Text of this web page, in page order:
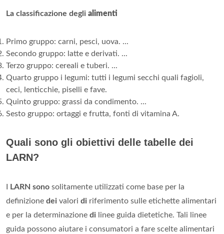
La classificazione degli alimenti
Primo gruppo: carni, pesci, uova. ...
Secondo gruppo: latte e derivati. ...
Terzo gruppo: cereali e tuberi. ...
Quarto gruppo i legumi: tutti i legumi secchi quali fagioli,
ceci, lenticchie, piselli e fave.
Quinto gruppo: grassi da condimento. ...
Sesto gruppo: ortaggi e frutta, fonti di vitamina A.
Quali sono gli obiettivi delle tabelle dei
LARN?
LARN sono solitamente utilizzati come base per la
definizione dei valori di riferimento sulle etichette alimentari
e per la determinazione di linee guida dietetiche. Tali linee
guida possono aiutare i consumatori a fare scelte alimentari